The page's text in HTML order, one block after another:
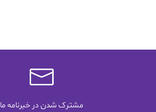
مشترک شدن در خبرنامه ما